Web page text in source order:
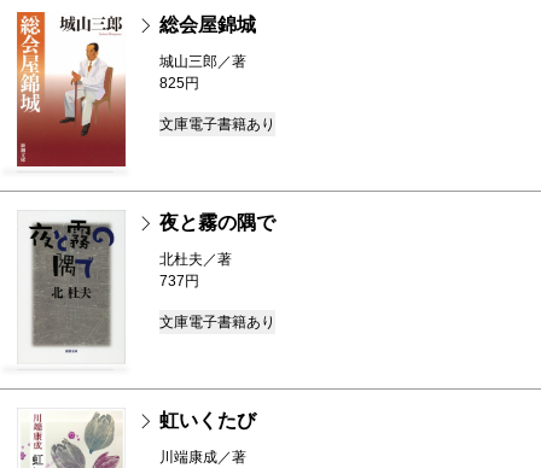
総会屋錦城
城山三郎／著
825円
文庫電子書籍あり
夜と霧の隅で
北杜夫／著
737円
文庫電子書籍あり
虹いくたび
川端康成／著